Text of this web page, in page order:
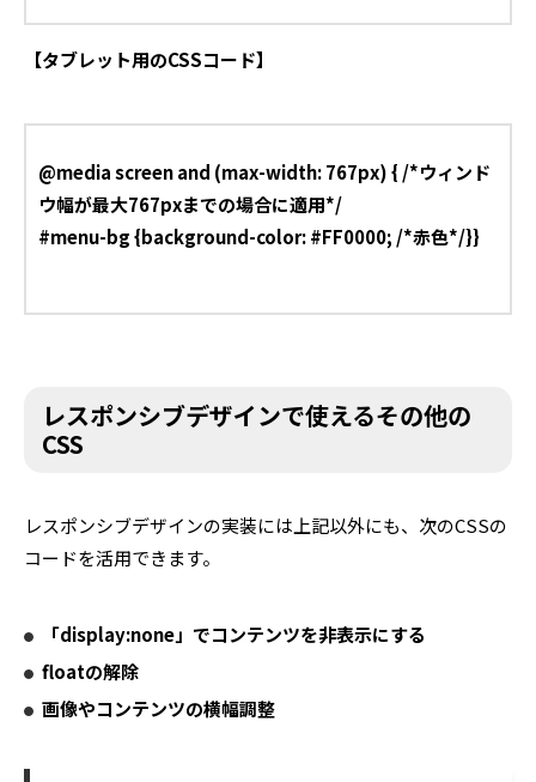
【タブレット用のCSSコード】
@media screen and (max-width: 767px) { /*ウィンド
ウ幅が最大767pxまでの場合に適用*/
#menu-bg {background-color: #FF0000; /*赤色*/}}
レスポンシブデザインで使えるその他の
CSS
レスポンシブデザインの実装には上記以外にも、次のCSSの
コードを活用できます。
「display:none」でコンテンツを非表示にする
floatの解除
画像やコンテンツの横幅調整